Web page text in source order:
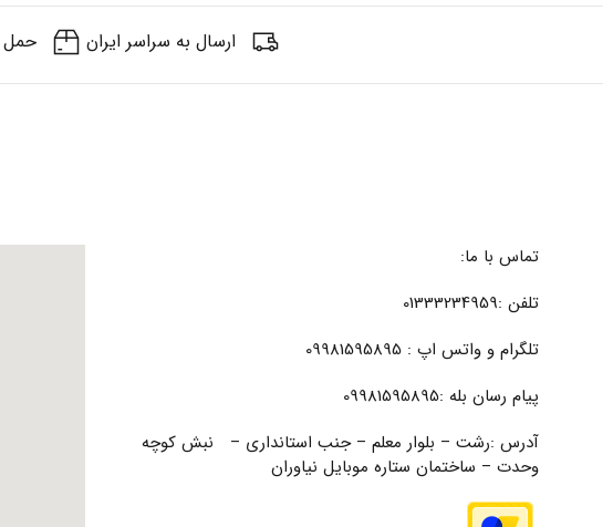
ارسال به سراسر ایران حمل
تماس با ما:
تلفن :01333234959
تلگرام و واتس اپ : 09981595895
پیام رسان بله :09981595895
آدرس :رشت – بلوار معلم – جنب استانداری – نبش کوچه
وحدت – ساختمان ستاره موبایل نیاوران